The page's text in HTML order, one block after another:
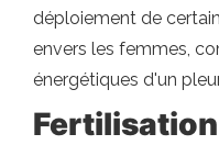
déploiement de
envers les femmes,
énergétiques d'un
Fertilisation